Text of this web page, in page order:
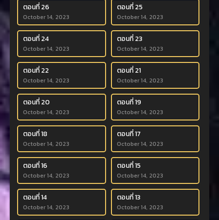
ตอนที่ 26
October 14, 2023
ตอนที่ 25
October 14, 2023
ตอนที่ 24
October 14, 2023
ตอนที่ 23
October 14, 2023
ตอนที่ 22
October 14, 2023
ตอนที่ 21
October 14, 2023
ตอนที่ 20
October 14, 2023
ตอนที่ 19
October 14, 2023
ตอนที่ 18
October 14, 2023
ตอนที่ 17
October 14, 2023
ตอนที่ 16
October 14, 2023
ตอนที่ 15
October 14, 2023
ตอนที่ 14
October 14, 2023
ตอนที่ 13
October 14, 2023